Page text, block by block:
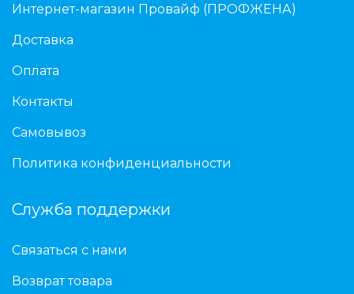
Интернет-магазин Провайф (ПРОФЖЕНА)
Доставка
Оплата
Контакты
Самовывоз
Политика конфиденциальности
Служба поддержки
Связаться с нами
Возврат товара